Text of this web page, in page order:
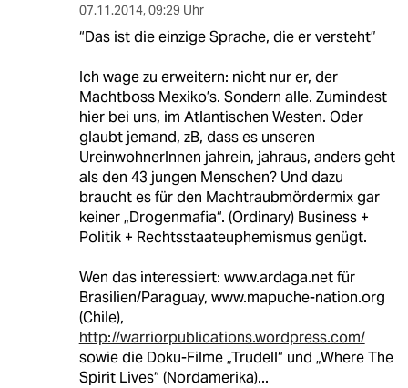
07.11.2014, 09:29 Uhr
“Das ist die einzige Sprache, die er versteht”
Ich wage zu erweitern: nicht nur er, der
Machtboss Mexiko’s. Sondern alle. Zumindest
hier bei uns, im Atlantischen Westen. Oder
glaubt jemand, zB, dass es unseren
UreinwohnerInnen jahrein, jahraus, anders geht
als den 43 jungen Menschen? Und dazu
braucht es für den Machtraubmördermix gar
keiner „Drogenmafia“. (Ordinary) Business +
Politik + Rechtsstaateuphemismus genügt.
Wen das interessiert: www.ardaga.net für
Brasilien/Paraguay, www.mapuche-nation.org
(Chile),
http://warriorpublications.wordpress.com/
sowie die Doku-Filme „Trudell“ und „Where The
Spirit Lives“ (Nordamerika)...